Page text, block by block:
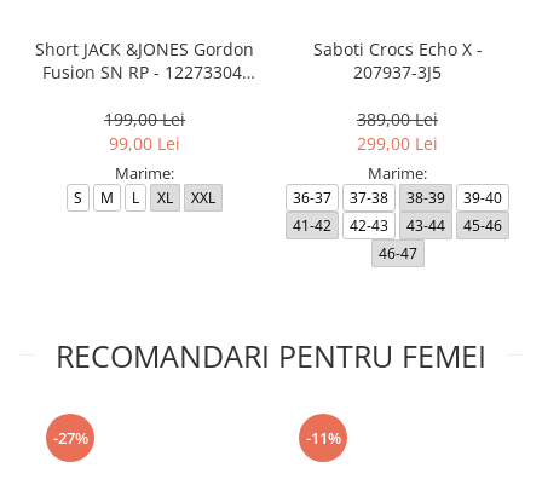
Short JACK &JONES Gordon
Fusion SN RP - 12273304-
199,00 Lei
99,00 Lei
Marime:
S M L XL XXL
Saboti Crocs Echo X -
207937-3J5
389,00 Lei
299,00 Lei
Marime:
36-37 37-38 38-39
39-40
41-42
42-43 43-44
45-46
46-47
RECOMANDARI PENTRU FEMEI
-27% -11%